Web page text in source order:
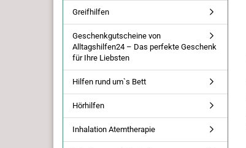
Greifhilfen
Geschenkgutscheine von
Alltagshilfen24 – Das perfekte Geschenk
für Ihre Liebsten
Hilfen rund um`s Bett
Hörhilfen
Inhalation Atemtherapie